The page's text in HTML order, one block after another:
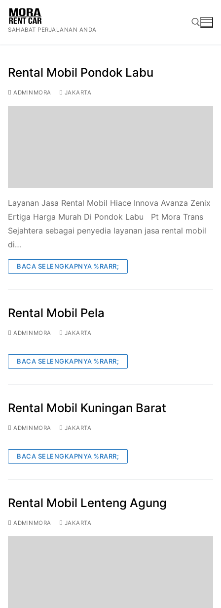
Lompat
konten
SAHABAT PERJALANAN ANDA
Rental Mobil Pondok Labu
ADMINMORA JAKARTA
Layanan Jasa Rental Mobil Hiace Innova Avanza Zenix
Ertiga Harga Murah Di Pondok Labu Pt Mora Trans
Sejahtera sebagai penyedia layanan jasa rental mobil
di…
BACA SELENGKAPNYA %RARR;
Rental Mobil Pela
ADMINMORA JAKARTA
BACA SELENGKAPNYA %RARR;
Rental Mobil Kuningan Barat
ADMINMORA JAKARTA
BACA SELENGKAPNYA %RARR;
Rental Mobil Lenteng Agung
ADMINMORA JAKARTA